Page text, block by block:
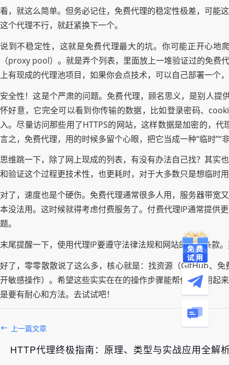
看，就这么简单。但务必记住，免费代理的稳定性极差，可能
这个代理不行，就赶紧换下一个。
说到不稳定性，这就是免费代理最大的坑。你可能正开心地
（proxy pool）。就是弄个列表，里面放上一堆验证过的免
上有现成的代理池项目，如果你会点技术，可以自己部署一个
安全性！这是个严肃的问题。免费代理，顾名思义，是别人提
怀好意，它完全可以看到你传输的数据，比如登录密码、
入。尽量访问那些用了HTTPS的网站，这样数据是加密的，
言之，免费代理，用的时候多留个心眼，把它当成一种“临时”“
思维跳一下，除了网上现成的列表，有没有办法自己找？其实
和验证这个过程更技术性，也更耗时，对于大多数只是想临时
对了，速度也是个硬伤。免费代理通常很多人用，服务器带宽
本没法用。这时候就得考虑付费服务了。付费代理IP通常提供
题。
末尾提醒一下，使用代理IP要遵守法律法规和网站的使用条款
好了，零零散散说了这么多，核心就是：找资源（GitHub、
开敏感操作）。希望这些实实在在的操作步骤能帮你马上用起
是要有耐心和方法。去试试吧！
上一篇文章
HTTP代理终极指南：原理、类型与实战应用全解